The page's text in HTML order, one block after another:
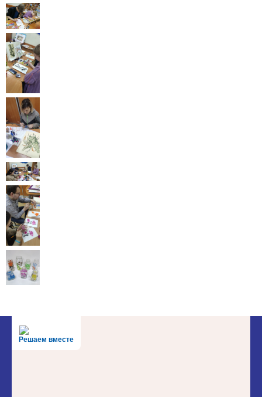
Решаем вместе